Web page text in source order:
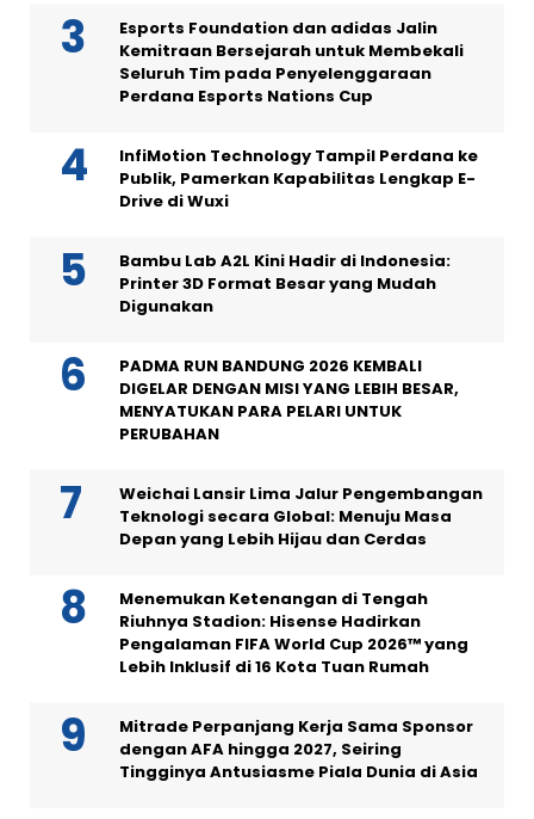
Esports Foundation dan adidas Jalin
Kemitraan Bersejarah untuk Membekali
Seluruh Tim pada Penyelenggaraan
Perdana Esports Nations Cup
InfiMotion Technology Tampil Perdana ke
Publik, Pamerkan Kapabilitas Lengkap E-
Drive di Wuxi
Bambu Lab A2L Kini Hadir di Indonesia:
Printer 3D Format Besar yang Mudah
Digunakan
PADMA RUN BANDUNG 2026 KEMBALI
DIGELAR DENGAN MISI YANG LEBIH BESAR,
MENYATUKAN PARA PELARI UNTUK
PERUBAHAN
Weichai Lansir Lima Jalur Pengembangan
Teknologi secara Global: Menuju Masa
Depan yang Lebih Hijau dan Cerdas
Menemukan Ketenangan di Tengah
Riuhnya Stadion: Hisense Hadirkan
Pengalaman FIFA World Cup 2026™ yang
Lebih Inklusif di 16 Kota Tuan Rumah
Mitrade Perpanjang Kerja Sama Sponsor
dengan AFA hingga 2027, Seiring
Tingginya Antusiasme Piala Dunia di Asia